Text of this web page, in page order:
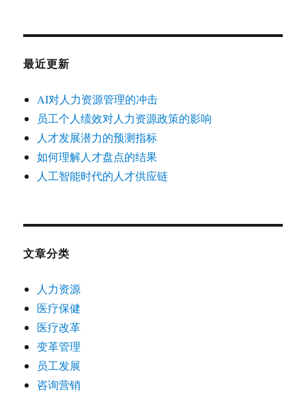
最近更新
AI对人力资源管理的冲击
员工个人绩效对人力资源政策的影响
人才发展潜力的预测指标
如何理解人才盘点的结果
人工智能时代的人才供应链
文章分类
人力资源
医疗保健
医疗改革
变革管理
员工发展
咨询营销